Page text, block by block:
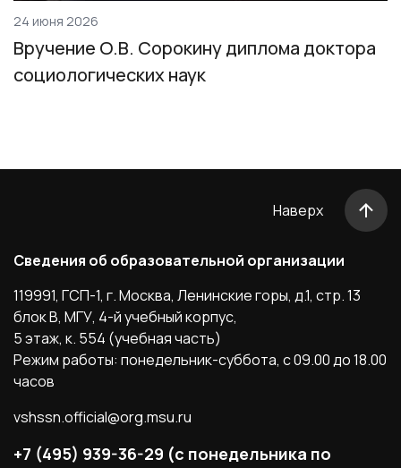
24 июня 2026
Вручение О.В. Сорокину диплома доктора
социологических наук
Сведения об образовательной организации
119991, ГСП-1, г. Москва, Ленинские горы, д.1, стр. 13
блок B, МГУ, 4-й учебный корпус,
5 этаж, к. 554 (учебная часть)
Режим работы: понедельник-суббота, с 09.00 до 18.00
часов
vshssn.official@org.msu.ru
+7 (495) 939-36-29 (с понедельника по
Наверх